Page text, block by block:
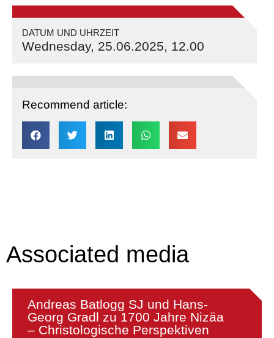
DATUM UND UHRZEIT
Wednesday, 25.06.2025, 12.00
Recommend article:
Associated media
Andreas Batlogg SJ und Hans-
Georg Gradl zu 1700 Jahre Nizäa
– Christologische Perspektiven